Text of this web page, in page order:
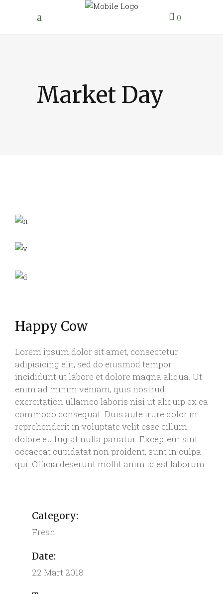
0
Market Day
Happy Cow
Lorem ipsum dolor sit amet, consectetur
adipisicing elit, sed do eiusmod tempor
incididunt ut labore et dolore magna aliqua. Ut
enim ad minim veniam, quis nostrud
exercitation ullamco laboris nisi ut aliquip ex ea
commodo consequat. Duis aute irure dolor in
reprehenderit in voluptate velit esse cillum
dolore eu fugiat nulla pariatur. Excepteur sint
occaecat cupidatat non proident, sunt in culpa
qui. Officia deserunt mollit anim id est laborum.
Category:
Fresh
Date:
22 Mart 2018